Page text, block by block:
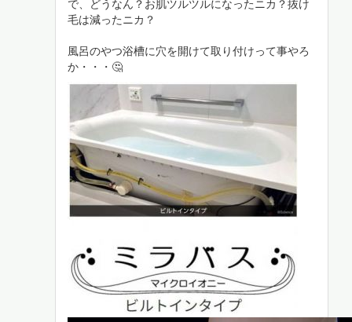
毛は減ったニカ？
風呂のやつ浴槽に穴を開けて取り付けって事やろ
か・・・🤔